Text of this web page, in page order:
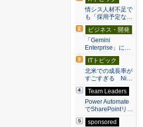
グ
情シス人材不足で
も「採用予定な…
ビジネス・開発
「Gemini
Enterprise」に…
ITトピック
北米での成長率が
すごすぎる Ni…
Team Leaders
Power Automate
でSharePointリ…
sponsored